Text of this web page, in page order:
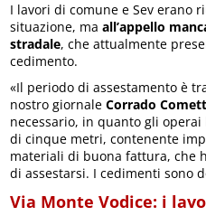
I lavori di comune e Sev erano
situazione, maall’appello
stradale, che attualmente
cedimento.
«Il periodo di assestamento è
nostro giornaleCorrado
necessario, in quanto gli
di cinque metri, contenente
materiali di buona fattura, che
di assestarsi. I cedimenti sono
Via Monte Vodice: i